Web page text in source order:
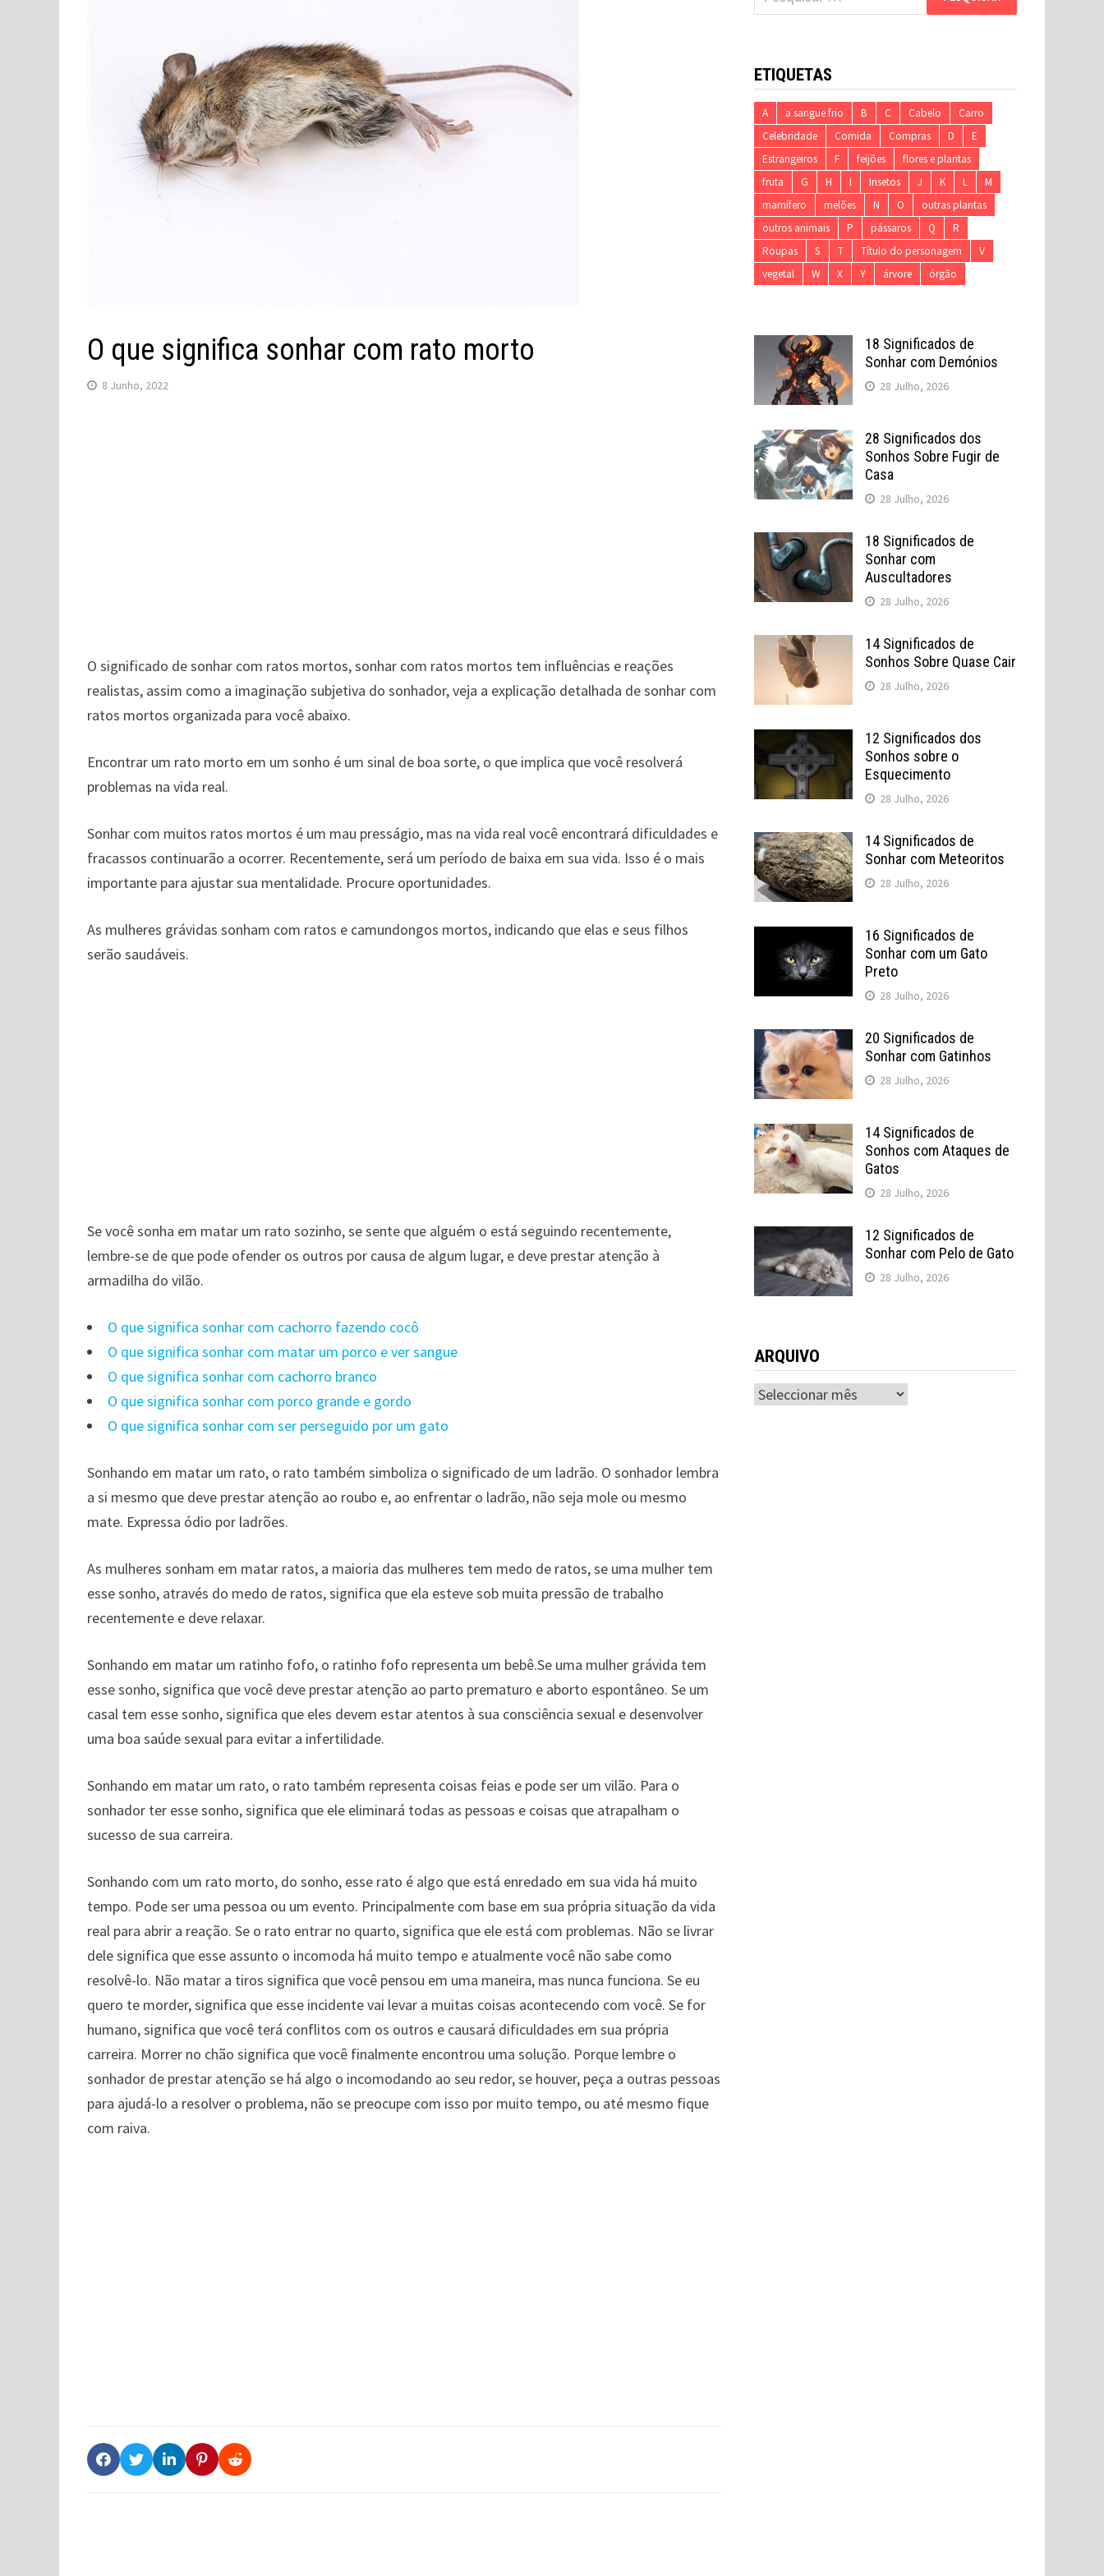
O que significa sonhar com rato morto
8 Junho, 2022
O significado de sonhar com ratos mortos, sonhar com ratos mortos tem influências e reações
realistas, assim como a imaginação subjetiva do sonhador, veja a explicação detalhada de sonhar com
ratos mortos organizada para você abaixo.
Encontrar um rato morto em um sonho é um sinal de boa sorte, o que implica que você resolverá
problemas na vida real.
Sonhar com muitos ratos mortos é um mau presságio, mas na vida real você encontrará dificuldades e
fracassos continuarão a ocorrer. Recentemente, será um período de baixa em sua vida. Isso é o mais
importante para ajustar sua mentalidade. Procure oportunidades.
As mulheres grávidas sonham com ratos e camundongos mortos, indicando que elas e seus filhos
serão saudáveis.
Se você sonha em matar um rato sozinho, se sente que alguém o está seguindo recentemente,
lembre-se de que pode ofender os outros por causa de algum lugar, e deve prestar atenção à
armadilha do vilão.
O que significa sonhar com cachorro fazendo cocô
O que significa sonhar com matar um porco e ver sangue
O que significa sonhar com cachorro branco
O que significa sonhar com porco grande e gordo
O que significa sonhar com ser perseguido por um gato
Sonhando em matar um rato, o rato também simboliza o significado de um ladrão. O sonhador lembra
a si mesmo que deve prestar atenção ao roubo e, ao enfrentar o ladrão, não seja mole ou mesmo
mate. Expressa ódio por ladrões.
As mulheres sonham em matar ratos, a maioria das mulheres tem medo de ratos, se uma mulher tem
esse sonho, através do medo de ratos, significa que ela esteve sob muita pressão de trabalho
recentemente e deve relaxar.
Sonhando em matar um ratinho fofo, o ratinho fofo representa um bebê.Se uma mulher grávida tem
esse sonho, significa que você deve prestar atenção ao parto prematuro e aborto espontâneo. Se um
casal tem esse sonho, significa que eles devem estar atentos à sua consciência sexual e desenvolver
uma boa saúde sexual para evitar a infertilidade.
Sonhando em matar um rato, o rato também representa coisas feias e pode ser um vilão. Para o
sonhador ter esse sonho, significa que ele eliminará todas as pessoas e coisas que atrapalham o
sucesso de sua carreira.
Sonhando com um rato morto, do sonho, esse rato é algo que está enredado em sua vida há muito
tempo. Pode ser uma pessoa ou um evento. Principalmente com base em sua própria situação da vida
real para abrir a reação. Se o rato entrar no quarto, significa que ele está com problemas. Não se livrar
dele significa que esse assunto o incomoda há muito tempo e atualmente você não sabe como
resolvê-lo. Não matar a tiros significa que você pensou em uma maneira, mas nunca funciona. Se eu
quero te morder, significa que esse incidente vai levar a muitas coisas acontecendo com você. Se for
humano, significa que você terá conflitos com os outros e causará dificuldades em sua própria
carreira. Morrer no chão significa que você finalmente encontrou uma solução. Porque lembre o
sonhador de prestar atenção se há algo o incomodando ao seu redor, se houver, peça a outras pessoas
para ajudá-lo a resolver o problema, não se preocupe com isso por muito tempo, ou até mesmo fique
com raiva.
por:
ETIQUETAS
A a sangue frio B C Cabelo
Carro
Celebridade
Comida Compras D
E
Estrangeiros
F feijões
flores e plantas
fruta
G H I Insetos J K L
M
mamífero
melões N O
outras plantas
outros animais
P pássaros Q
R
Roupas
S T Título do personagem
V
vegetal
W X Y árvore órgão
18 Significados de
Sonhar com Demónios
28 Julho, 2026
28 Significados dos
Sonhos Sobre Fugir de
Casa
28 Julho, 2026
18 Significados de
Sonhar com
Auscultadores
28 Julho, 2026
14 Significados de
Sonhos Sobre Quase Cair
28 Julho, 2026
12 Significados dos
Sonhos sobre o
Esquecimento
28 Julho, 2026
14 Significados de
Sonhar com Meteoritos
28 Julho, 2026
16 Significados de
Sonhar com um Gato
Preto
28 Julho, 2026
20 Significados de
Sonhar com Gatinhos
28 Julho, 2026
14 Significados de
Sonhos com Ataques de
Gatos
28 Julho, 2026
12 Significados de
Sonhar com Pelo de Gato
28 Julho, 2026
ARQUIVO
ARQUIVO